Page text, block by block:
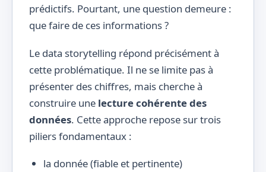
prédictifs. Pourtant, une question demeure :
que faire de ces informations ?
Le data storytelling répond précisément à
cette problématique. Il ne se limite pas à
présenter des chiffres, mais cherche à
construire une lecture cohérente des
données. Cette approche repose sur trois
piliers fondamentaux :
la donnée (fiable et pertinente)